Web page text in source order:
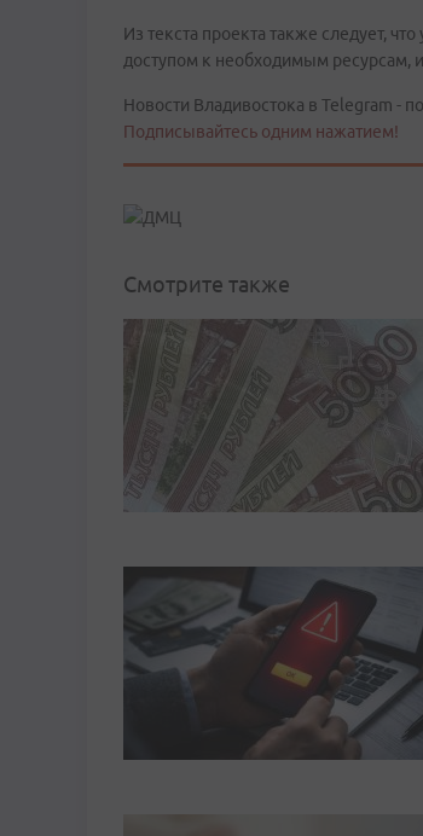
Из текста проекта также следует,
доступом к необходимым ресурсам,
Новости Владивостока в Telegram -
Подписывайтесь одним нажатием!
Смотрите также